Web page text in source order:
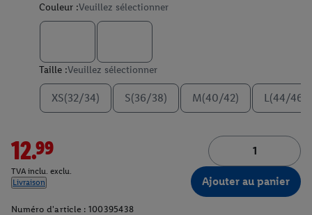
Couleur :Veuillez sélectionner
Taille :Veuillez sélectionner
XS(32/34) S(36/38) M(40/42) L(44/46)
12.99
TVA inclu. exclu.
Livraison
Ajouter au panier
Numéro d'article : 100395438